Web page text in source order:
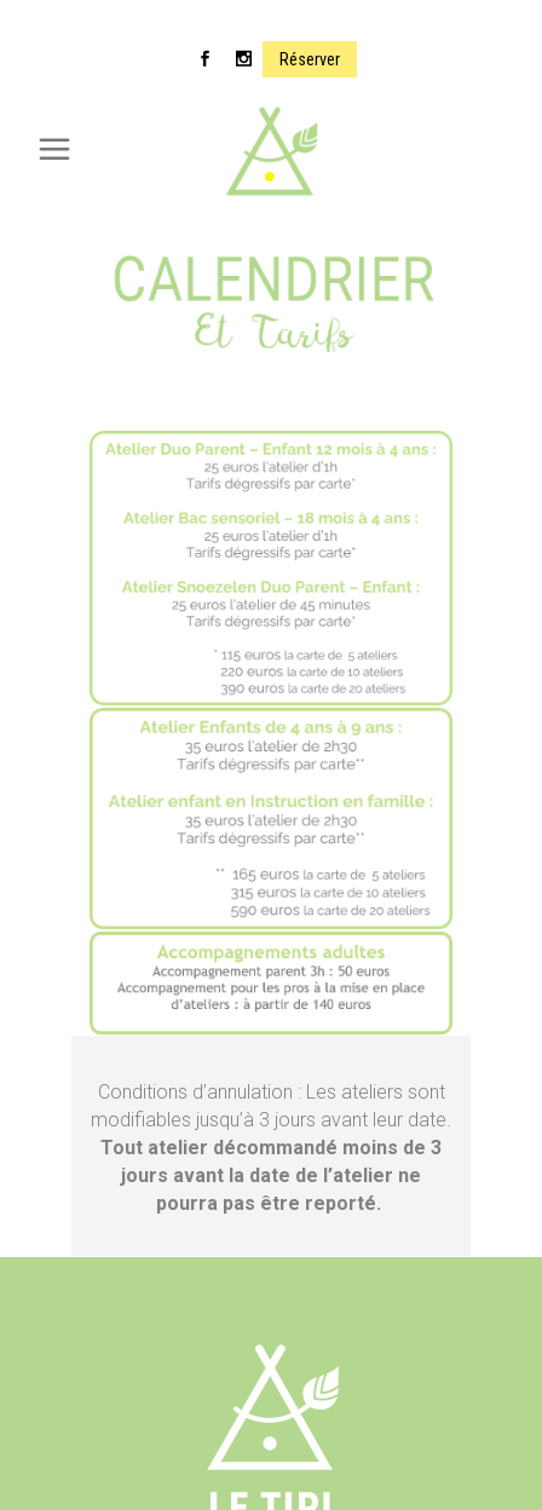
Réserver
Conditions d’annulation : Les ateliers sont
modifiables jusqu’à 3 jours avant leur date.
Tout atelier décommandé moins de 3
jours avant la date de l’atelier ne
pourra pas être reporté.